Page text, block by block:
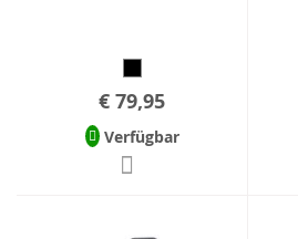
€ 79,95
Verfügbar